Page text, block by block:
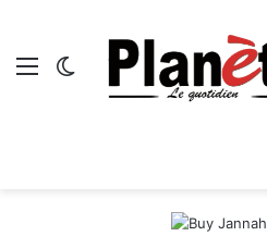
Menu Switch skin